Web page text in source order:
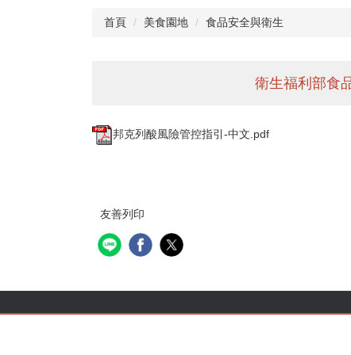
首頁 美食園地 食品安全與衛生
衛生福利部食
邦克列酸風險管控指引-中文.pdf
友善列印